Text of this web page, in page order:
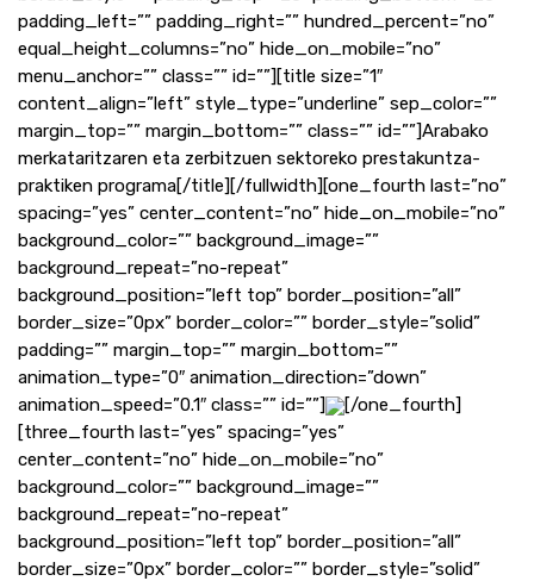
padding_left=”” padding_right=”” hundred_percent=”no”
equal_height_columns=”no” hide_on_mobile=”no”
menu_anchor=”” class=”” id=””][title size=”1″
content_align=”left” style_type=”underline” sep_color=””
margin_top=”” margin_bottom=”” class=”” id=””]Arabako
merkataritzaren eta zerbitzuen sektoreko prestakuntza-
praktiken programa[/title][/fullwidth][one_fourth last=”no”
spacing=”yes” center_content=”no” hide_on_mobile=”no”
background_color=”” background_image=””
background_repeat=”no-repeat”
background_position=”left top” border_position=”all”
border_size=”0px” border_color=”” border_style=”solid”
padding=”” margin_top=”” margin_bottom=””
animation_type=”0″ animation_direction=”down”
animation_speed=”0.1″ class=”” id=””]
[/one_fourth]
[three_fourth last=”yes” spacing=”yes”
center_content=”no” hide_on_mobile=”no”
background_color=”” background_image=””
background_repeat=”no-repeat”
background_position=”left top” border_position=”all”
border_size=”0px” border_color=”” border_style=”solid”